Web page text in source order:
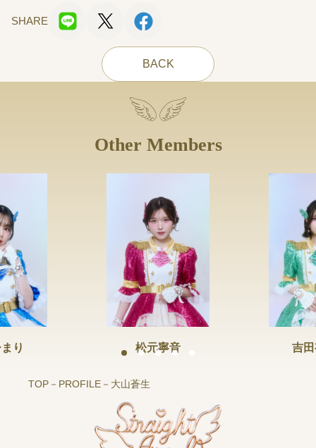
SHARE
BACK
Other Members
り 松元寧音 吉
TOP PROFILE 大山蒼生